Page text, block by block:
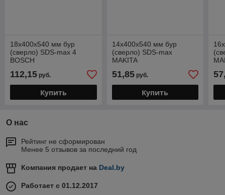
18х400х540 мм бур
(сверло) SDS-max 4
BOSCH
112,15 руб.
Купить
14х400х540 мм бур
(сверло) SDS-max
MAKITA
51,85руб.
Купить
О нас
Рейтинг не сформирован
Менее 5 отзывов за последний год
Компания продает на Deal.by
Работает с 01.12.2017